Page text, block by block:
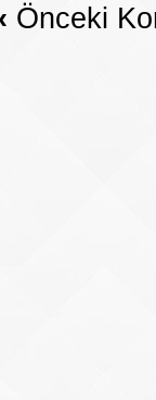
Önceki